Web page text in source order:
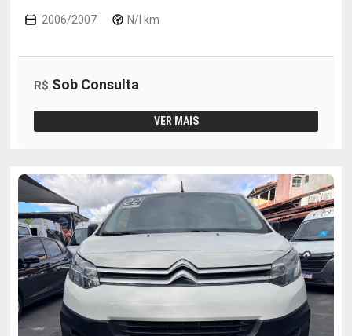
2006/2007 N/I km
R$ Sob Consulta
VER MAIS